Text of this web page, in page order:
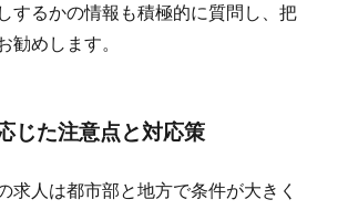
するかの情報も積極的に質問し、把
勧めします。
じた注意点と対応策
求人は都市部と地方で条件が大きく